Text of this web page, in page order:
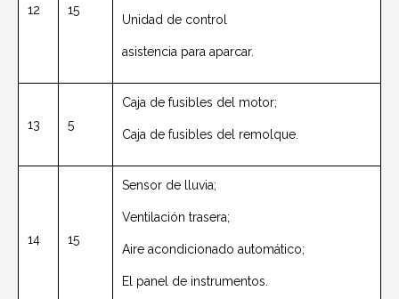
12 15
Unidad de control
asistencia para aparcar.
13 5
Caja de fusibles del motor;
Caja de fusibles del remolque.
14 15
Sensor de lluvia;
Ventilación trasera;
Aire acondicionado automático;
El panel de instrumentos.